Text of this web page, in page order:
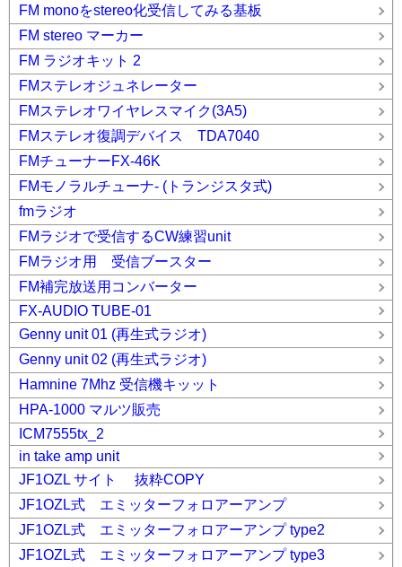
FM monoをstereo化受信してみる基板
FM stereo マーカー
FM ラジオキット 2
FMステレオジュネレーター
FMステレオワイヤレスマイク(3A5)
FMステレオ復調デバイス TDA7040
FMチューナーFX-46K
FMモノラルチューナ- (トランジスタ式)
fmラジオ
FMラジオで受信するCW練習unit
FMラジオ用 受信ブースター
FM補完放送用コンバーター
FX-AUDIO TUBE-01
Genny unit 01 (再生式ラジオ)
Genny unit 02 (再生式ラジオ)
Hamnine 7Mhz 受信機キッット
HPA-1000 マルツ販売
ICM7555tx_2
in take amp unit
JF1OZL サイト 抜粋COPY
JF1OZL式 エミッターフォロアーアンプ
JF1OZL式 エミッターフォロアーアンプ type2
JF1OZL式 エミッターフォロアーアンプ type3